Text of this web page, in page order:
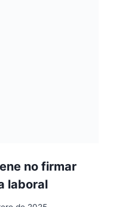
no firmar
laboral